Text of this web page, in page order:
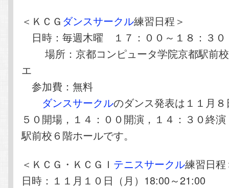
＜ＫＣＧ ダンスサークル練習日程＞
日時：毎週木曜 １７：００～１８：３０
場所：京都コンピュータ学院京都駅前
エ
参加費：無料
ダンスサークルのダンス発表は１１月
５０開場，１４：００開演，１４：３０終
駅前校６階ホールです。
＜ＫＣＧ・ＫＣＧＩ テニスサークル練習日程
日時：１１月１０日（月）18:00～21:00